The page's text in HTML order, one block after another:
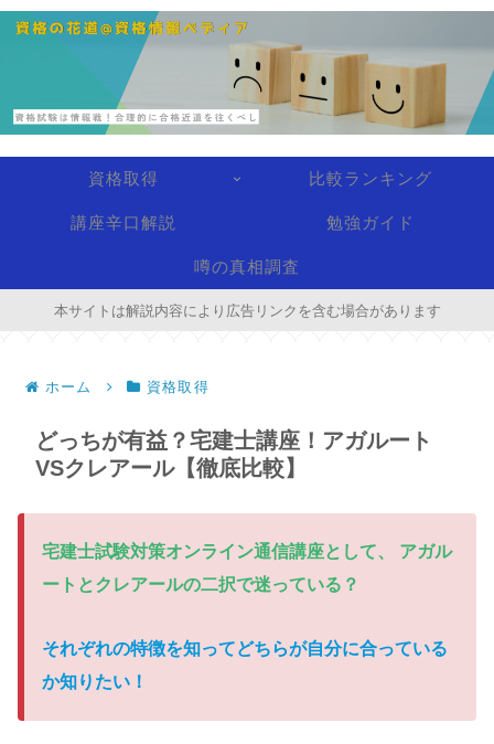
資格取得 比較ランキング
講座辛口解説 勉強ガイド
噂の真相調査
本サイトは解説内容により広告リンクを含む場合があります
ホーム 資格取得
どっちが有益？宅建士講座！アガルート
VSクレアール【徹底比較】
宅建士試験対策オンライン通信講座として、 アガル
ートとクレアールの二択で迷っている ？
それぞれの特徴を知ってどちらが自分に合っている
か知りたい ！